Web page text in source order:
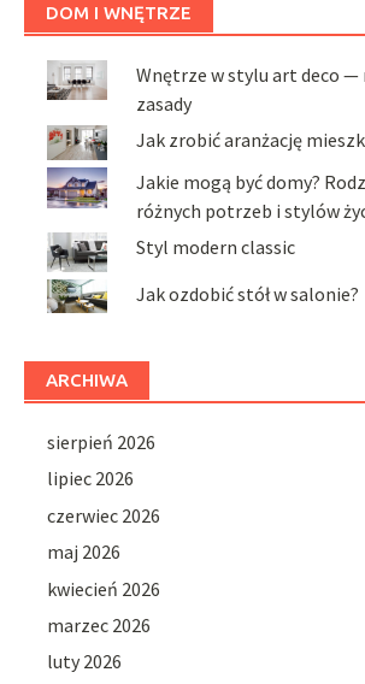
DOM I WNĘTRZE
Wnętrze w stylu art deco —
zasady
Jak zrobić aranżację
Jakie mogą być domy?
różnych potrzeb i stylów
Styl modern classic
Jak ozdobić stół w salonie?
ARCHIWA
sierpień 2026
lipiec 2026
czerwiec 2026
maj 2026
kwiecień 2026
marzec 2026
luty 2026